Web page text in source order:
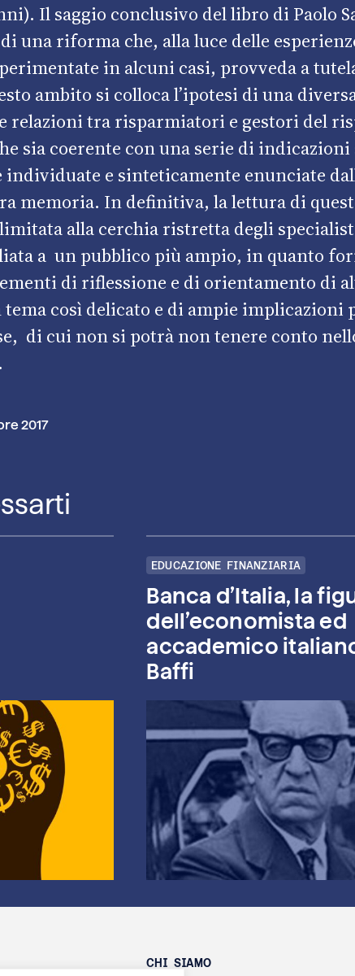
Il saggio conclusivo del libro di Paolo
una riforma che, alla luce delle
in alcuni casi, provveda a
ambito si colloca l’ipotesi di una
relazioni tra risparmiatori e gestori del
sia coerente con una serie di indicazioni
e sinteticamente enunciate
memoria. In definitiva, la lettura di
alla cerchia ristretta degli
a un pubblico più ampio, in quanto
di riflessione e di orientamento di
così delicato e di ampie implicazioni
di cui non si potrà non tenere conto
2017
EDUCAZIONE FINANZIARIA
Banca d’Italia, la
dell’economista ed
accademico
Baffi
CHI SIAMO